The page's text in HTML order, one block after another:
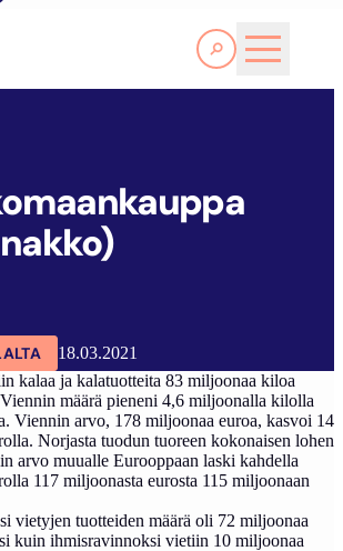
Lue lisää
18.03.2021
kalaa ja kalatuotteita 83 miljoo­naa kiloa
määrä pieneni 4,6 miljoonalla kilolla
Viennin arvo, 178 miljoonaa euroa, kasvoi 14
Norjasta tuodun tuoreen kokonaisen lohen
arvo muualle Eurooppaan laski kahdella
117 miljoonasta eurosta 115 miljoonaan
vietyjen tuotteiden määrä oli 72 miljoonaa
kuin ihmisravinnoksi vietiin 10 miljoonaa